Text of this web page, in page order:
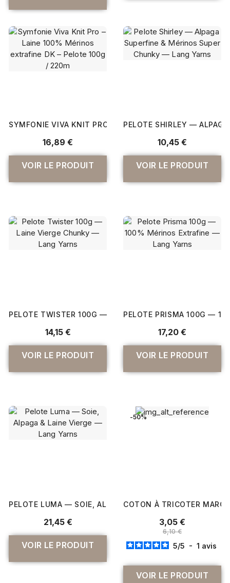
SYMFONIE VIVA KNIT PRO – LAINE 100% MÉRINOS
16,89 €
VOIR LE PRODUIT
PELOTE SHIRLEY —
10,45 €
VOIR LE PRODUIT
PELOTE TWISTER 100G — LAINE VIERGE CHUNKY —
14,15 €
VOIR LE PRODUIT
PELOTE PRISMA 100G —
17,20 €
VOIR LE PRODUIT
PELOTE LUMA — SOIE, ALPAGA & LAINE VIERGE — LANG
21,45 €
VOIR LE PRODUIT
-50%
COTON À TRICOTER
3,05 €
6,10 €
5/5 - 1 avis
VOIR LE PRODUIT